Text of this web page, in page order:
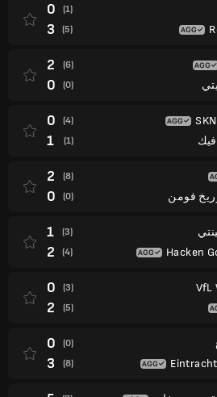
(1)
0
(5)
3
(6)
2
(0)
0
(4)
0
(1)
1
فومن
(8)
2
(0)
0
Hacken
(3)
1
(4)
2
VfL
(3)
0
(5)
2
(0)
0
(8)
3